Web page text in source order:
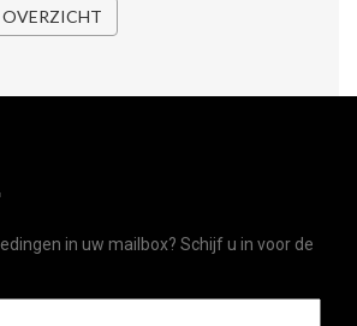
in uw mailbox? Schijf u in voor de